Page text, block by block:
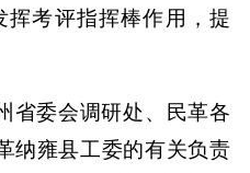
挥考评指挥棒作用，提
省委会调研处、民革各
纳雍县工委的有关负责